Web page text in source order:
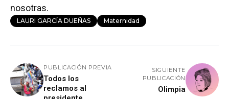
nosotras.
LAURI GARCÍA DUEÑAS Maternidad
PUBLICACIÓN PREVIA
Todos los
reclamos al
SIGUIENTE
PUBLICACIÓN
Olimpia